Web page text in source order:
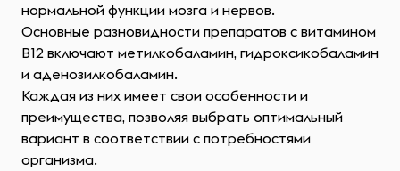
нормальной функции мозга и нервов.
Основные разновидности препаратов с витамином
B12 включают метилкобаламин, гидроксикобаламин
и аденозилкобаламин.
Каждая из них имеет свои особенности и
преимущества, позволяя выбрать оптимальный
вариант в соответствии с потребностями
организма.